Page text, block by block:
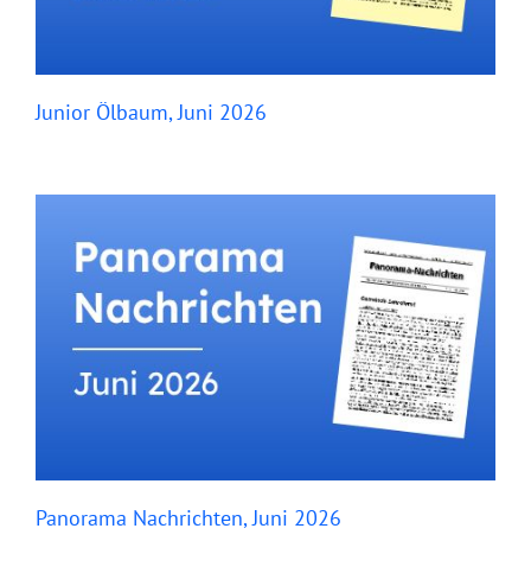
Junior Ölbaum, Juni 2026
Panorama Nachrichten, Juni 2026